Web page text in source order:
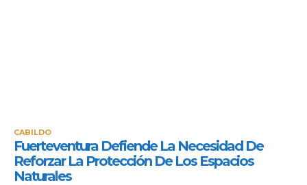
CABILDO
Fuerteventura Defiende La Necesidad De
Reforzar La Protección De Los Espacios
Naturales